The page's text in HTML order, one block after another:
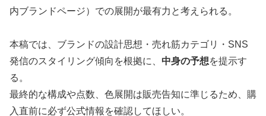
内ブランドページ）での展開が最有力と考えられる。
本稿では、ブランドの設計思想・売れ筋カテゴリ・SNS
発信のスタイリング傾向を根拠に、 中身の予想を提示す
る。
最終的な構成や点数、色展開は販売告知に準じるため、購
入直前に必ず公式情報を確認してほしい。